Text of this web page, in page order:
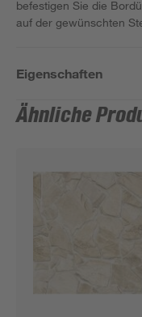
befestigen Sie die
auf der gewünschten
Eigenschaften
Ähnliche